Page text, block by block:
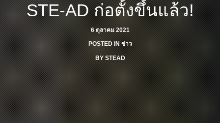
STE-AD ก่อตั้งขึ้นแล้ว!
6 ตุลาคม 2021
POSTED INข่าว
BYSTEAD